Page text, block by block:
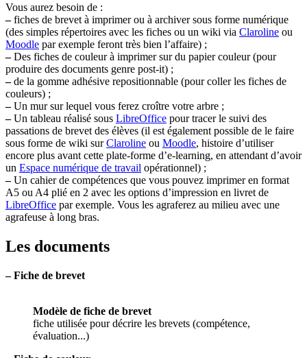
Vous aurez besoin de :
–fiches de brevet à imprimer ou à archiver sous forme numérique
(des simples répertoires avec les fiches ou un wiki via Claroline ou
Moodle par exemple feront très bien l’affaire) ;
–Des fiches de couleur à imprimer sur du papier couleur (pour
produire des documents genre post-it) ;
–de la gomme adhésive repositionnable (pour coller les fiches de
couleurs) ;
–Un mur sur lequel vous ferez croître votre arbre ;
–Un tableau réalisé sous LibreOffice pour tracer le suivi des
passations de brevet des élèves (il est également possible de le faire
sous forme de wiki surClaroline ou Moodle, histoire d’utiliser
encore plus avant cette plate-forme d’e-learning, en attendant d’avoir
un Espace numérique de travail opérationnel) ;
–Un cahier de compétences que vous pouvez imprimer en format
A5 ou A4 plié en 2 avec les options d’impression en livret de
LibreOffice par exemple. Vous les agraferez au milieu avec une
agrafeuse à long bras.
Les documents
– Fiche de brevet
Modèle de fiche de brevet
fiche utilisée pour décrire les brevets (compétence,
évaluation...)